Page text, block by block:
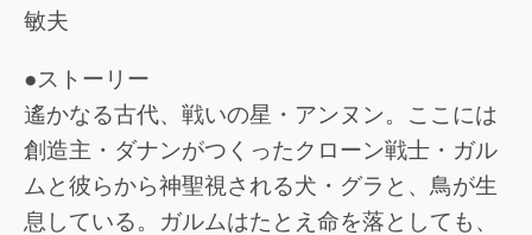
敏夫
●ストーリー
遙かなる古代、戦いの星・アンヌン。ここには
創造主・ダナンがつくったクローン戦士・ガル
ムと彼らから神聖視される犬・グラと、鳥が生
息している。ガルムはたとえ命を落としても、